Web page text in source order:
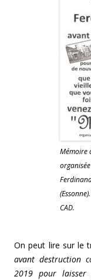
Mémoire
CAD.
On peut lire sur le
avant destruction
2019 pour